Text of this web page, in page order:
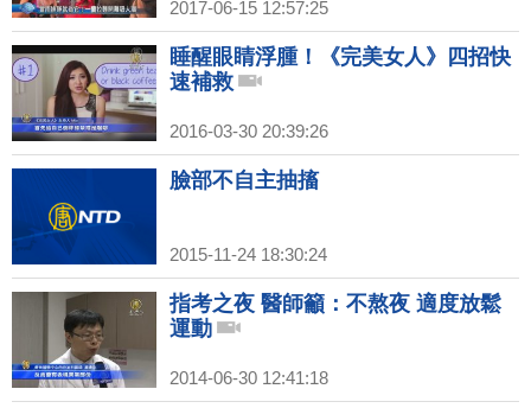
2017-06-15 12:57:25
睡醒眼睛浮腫！《完美女人》四招快
速補救
2016-03-30 20:39:26
臉部不自主抽搐
2015-11-24 18:30:24
指考之夜 醫師籲：不熬夜 適度放鬆
運動
2014-06-30 12:41:18